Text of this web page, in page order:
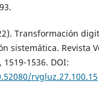
Transformación
sistemática. Revista
1519-1536. DOI:
rvgluz.27.100.15